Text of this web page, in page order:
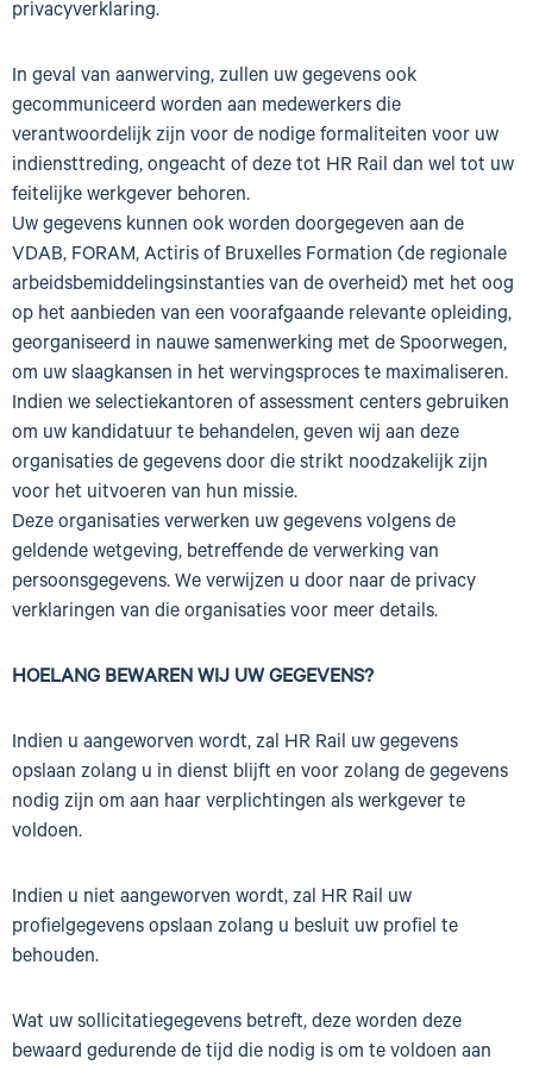
privacyverklaring.
In geval van aanwerving, zullen uw gegevens ook
gecommuniceerd worden aan medewerkers die
verantwoordelijk zijn voor de nodige formaliteiten voor uw
indiensttreding, ongeacht of deze tot HR Rail dan wel tot uw
feitelijke werkgever behoren.
Uw gegevens kunnen ook worden doorgegeven aan de
VDAB, FORAM, Actiris of Bruxelles Formation (de regionale
arbeidsbemiddelingsinstanties van de overheid) met het oog
op het aanbieden van een voorafgaande relevante opleiding,
georganiseerd in nauwe samenwerking met de Spoorwegen,
om uw slaagkansen in het wervingsproces te maximaliseren.
Indien we selectiekantoren of assessment centers gebruiken
om uw kandidatuur te behandelen, geven wij aan deze
organisaties de gegevens door die strikt noodzakelijk zijn
voor het uitvoeren van hun missie.
Deze organisaties verwerken uw gegevens volgens de
geldende wetgeving, betreffende de verwerking van
persoonsgegevens. We verwijzen u door naar de privacy
verklaringen van die organisaties voor meer details.
HOELANG BEWAREN WIJ UW GEGEVENS?
Indien u aangeworven wordt, zal HR Rail uw gegevens
opslaan zolang u in dienst blijft en voor zolang de gegevens
nodig zijn om aan haar verplichtingen als werkgever te
voldoen.
Indien u niet aangeworven wordt, zal HR Rail uw
profielgegevens opslaan zolang u besluit uw profiel te
behouden.
Wat uw sollicitatiegegevens betreft, deze worden deze
bewaard gedurende de tijd die nodig is om te voldoen aan